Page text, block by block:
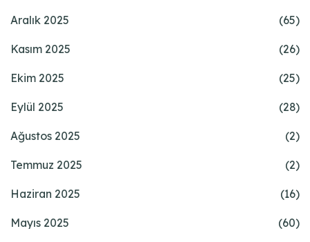
Aralık 2025 (65)
Kasım 2025 (26)
Ekim 2025 (25)
Eylül 2025 (28)
Ağustos 2025 (2)
Temmuz 2025 (2)
Haziran 2025 (16)
Mayıs 2025 (60)